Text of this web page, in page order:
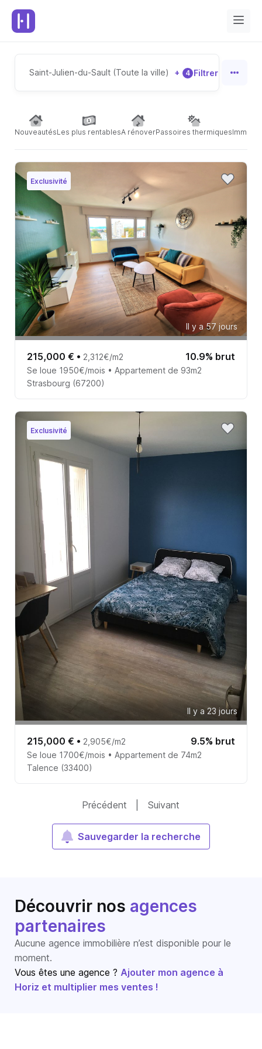
Saint-Julien-du-Sault (Toute la ville) + 4 Filtrer
NouveautésLes plus rentablesA rénoverPassoires thermiques
Exclusivité
Il y a 57 jours
215,000 € • 2,312€/m2 10.9% brut
Se loue 1950€/mois • Appartement de 93m2
Strasbourg (67200)
Exclusivité
Il y a 23 jours
215,000 € • 2,905€/m2 9.5% brut
Se loue 1700€/mois • Appartement de 74m2
Talence (33400)
Précédent Suivant
Sauvegarder la recherche
Découvrir nos agences
partenaires
Aucune agence immobilière n’est disponible pour le
moment.
Vous êtes une agence ? Ajouter mon agence à
Horiz et multiplier mes ventes !